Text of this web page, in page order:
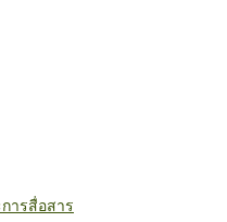
ารสื่อสาร